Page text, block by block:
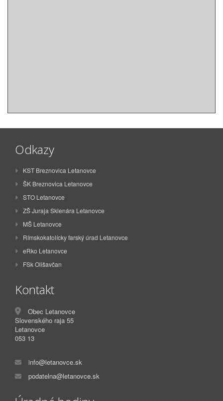
Odkazy
KST Breznovica Letanovce
ŠK Breznovica Letanovce
STO Letanovce
ZŠ Juraja Sklenára Letanovce
MŠ Letanovce
Rímskokatolícky farský úrad Letanovce
eRko Letanovce
FSk Olišavčan
Kontakt
Obec Letanovce
Slovenského raja 55
Letanovce
053 13
info@letanovce.sk
podatelna@letanovce.sk